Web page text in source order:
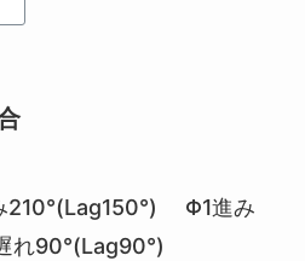
210°(Lag150°) Φ1進み
90°(Lag90°)